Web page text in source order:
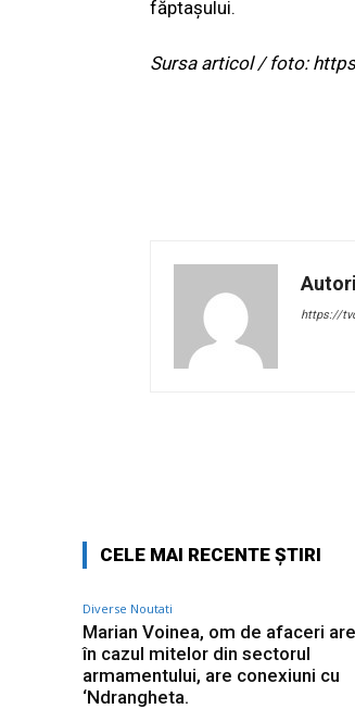
făptașului.
Sursa articol / foto:
https://
CELE MAI RECENTE ȘTIRI
Diverse Noutati
Marian Voinea, om de afaceri
în cazul mitelor din sectorul
armamentului, are conexiuni cu
‘Ndrangheta.